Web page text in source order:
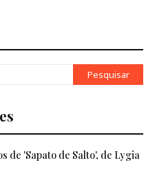
de 'Sapato de Salto', de Lygia